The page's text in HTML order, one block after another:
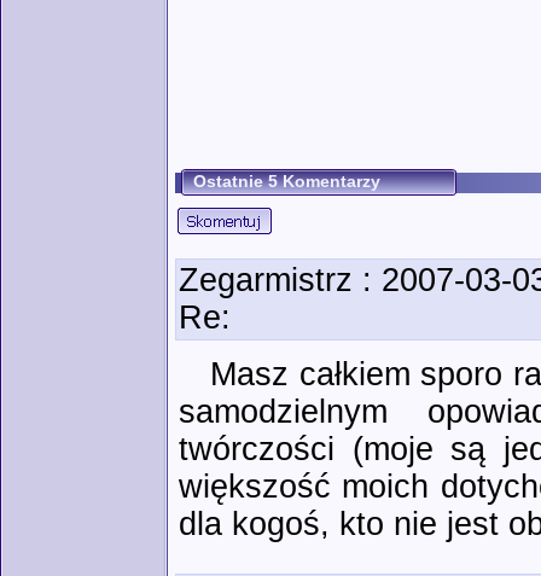
Ostatnie 5 Komentarzy
Zegarmistrz : 2007-03-
Re:
Masz całkiem sporo
samodzielnym
twórczości (moje są
większość moich
dla kogoś, kto nie jest